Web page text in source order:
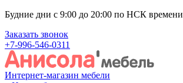
Будние дни с 9:00 до 20:00 по НСК времени
Заказать звонок
+7-996-546-0311
Интернет-магазин мебели